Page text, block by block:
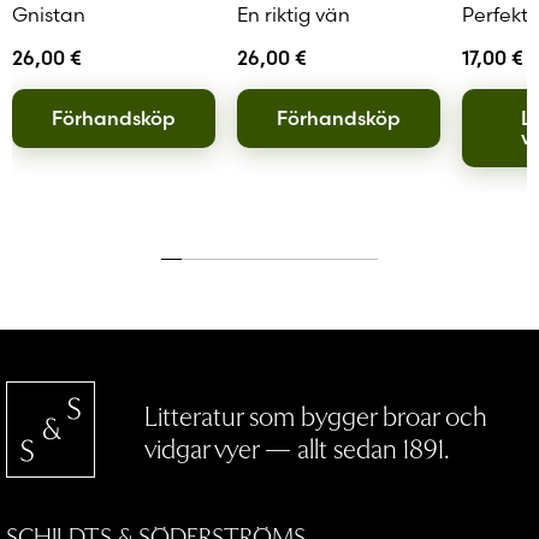
Gnistan
26,00 €
Förhandsköp
En riktig vän
26,00 €
Förhandsköp
17,00 €
Litteratur som bygger broar och
vidgar vyer — allt sedan 1891.